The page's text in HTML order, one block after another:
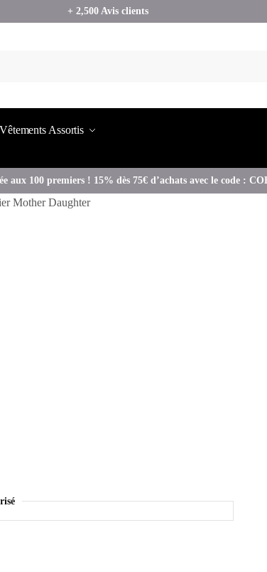
+ 2,500 Avis clients
Vêtements Assortis
aux 100 premiers ! 15% dès 75€ d’achats avec le code :
Mother Daughter